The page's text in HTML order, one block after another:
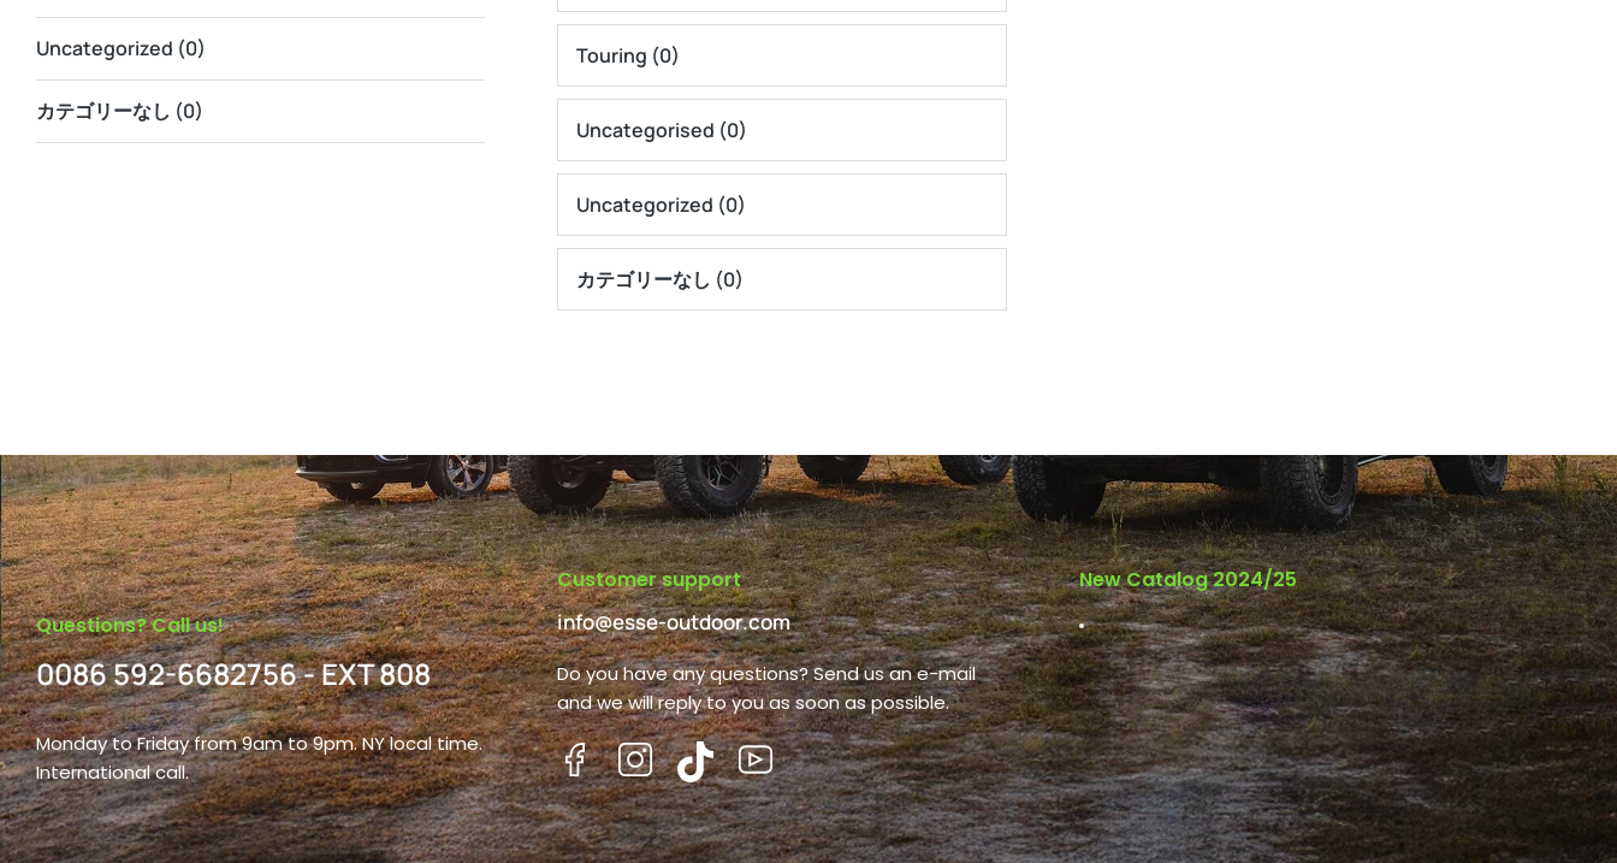
Uncategorized (0)
カテゴリーなし (0)
Touring (0)
Uncategorised (0)
Uncategorized (0)
カテゴリーなし (0)
Questions? Call us!
0086 592-6682756 - EXT 808
Monday to Friday from 9am to 9pm. NY local time.
International call.
Customer support
info@esse-outdoor.com
Do you have any questions? Send us an e-mail
and we will reply to you as soon as possible.
New Catalog 2024/25